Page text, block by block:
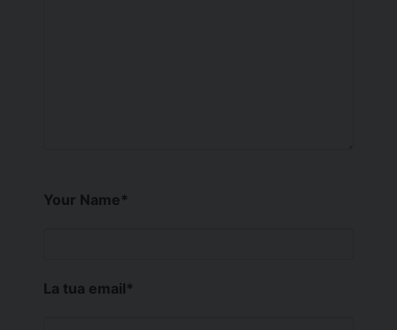
Your Name*
La tua email*